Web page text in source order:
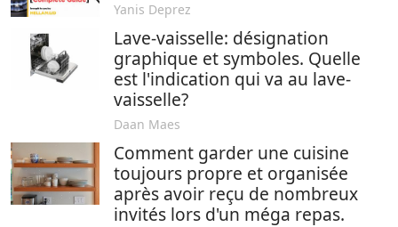
Yanis Deprez
Lave-vaisselle: désignation
graphique et symboles. Quelle
est l'indication qui va au lave-
vaisselle?
Daan Maes
Comment garder une cuisine
toujours propre et organisée
après avoir reçu de nombreux
invités lors d'un méga repas.